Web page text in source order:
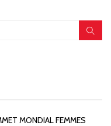
MONDIAL FEMMES